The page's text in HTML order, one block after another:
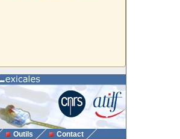
Outils Contact